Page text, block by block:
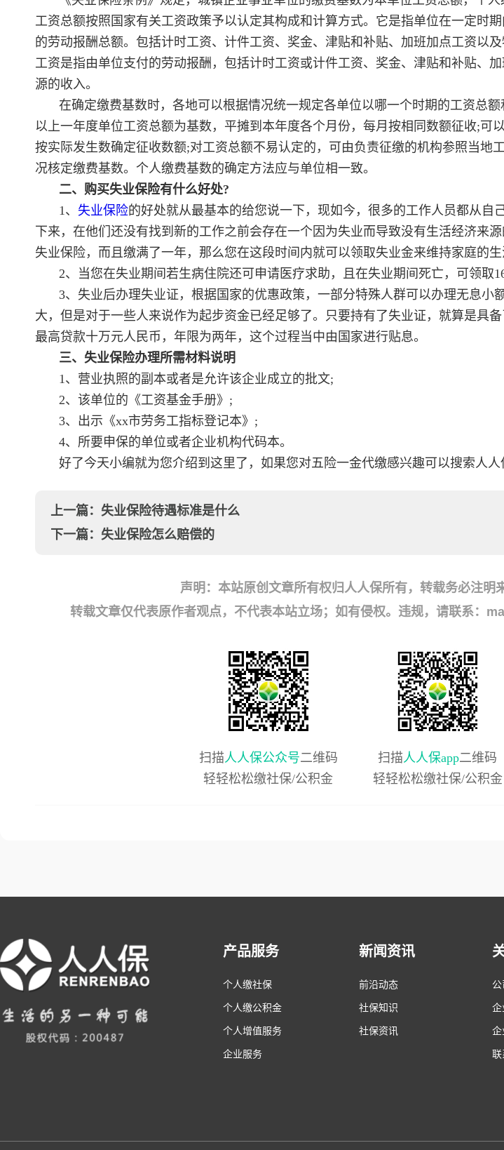
工资总额按照国家有关工资政策予以认定其构成和计算方式。它是指单位在一定时
的劳动报酬总额。包括计时工资、计件工资、奖金、津贴和补贴、加班加点工资以
工资是指由单位支付的劳动报酬，包括计时工资或计件工资、奖金、津贴和补贴、
源的收入。
在确定缴费基数时，各地可以根据情况统一规定各单位以哪一个时期的工资总额
以上一年度单位工资总额为基数，平摊到本年度各个月份，每月按相同数额征收;可
按实际发生数确定征收数额;对工资总额不易认定的，可由负责征缴的机构参照当地
况核定缴费基数。个人缴费基数的确定方法应与单位相一致。
二、购买失业保险有什么好处?
1、 失业保险的好处就从最基本的给您说一下，现如今，很多的工作人员都从自
下来，在他们还没有找到新的工作之前会存在一个因为失业而导致没有生活经济来
失业保险，而且缴满了一年，那么您在这段时间内就可以领取失业金来维持家庭的生
2、当您在失业期间若生病住院还可申请医疗求助，且在失业期间死亡，可领取
3、失业后办理失业证，根据国家的优惠政策，一部分特殊人群可以办理无息小
大，但是对于一些人来说作为起步资金已经足够了。只要持有了失业证，就算是具
最高贷款十万元人民币，年限为两年，这个过程当中由国家进行贴息。
三、失业保险办理所需材料说明
1、营业执照的副本或者是允许该企业成立的批文;
2、该单位的《工资基金手册》;
3、出示《xx市劳务工指标登记本》;
4、所要申保的单位或者企业机构代码本。
好了今天小编就为您介绍到这里了，如果您对五险一金代缴感兴趣可以搜索人人
上一篇： 失业保险待遇标准是什么
下一篇： 失业保险怎么赔偿的
声明：本站原创文章所有权归人人保所有，转载务必注明
转载文章仅代表原作者观点，不代表本站立场；如有侵权。违规，请联系：
扫描人人保公众号二维码
轻轻松松缴社保/公积金
扫描人人保app二维码
轻轻松松缴社保/公积金
产品服务
个人缴社保
个人缴公积金
个人增值服务
企业服务
新闻资讯
前沿动态
社保知识
社保资讯
企
企
联